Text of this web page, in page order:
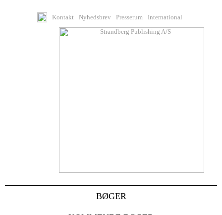
Kontakt Nyhedsbrev Presserum International
BØGER